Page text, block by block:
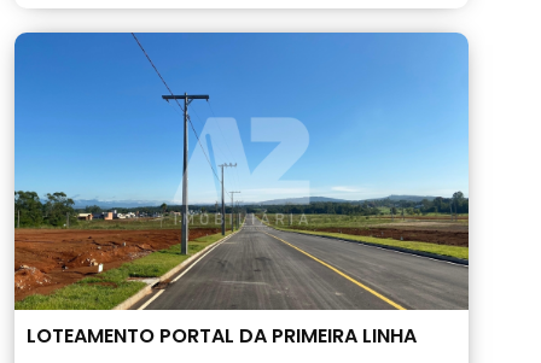
LOTEAMENTO PORTAL DA PRIMEIRA LINHA